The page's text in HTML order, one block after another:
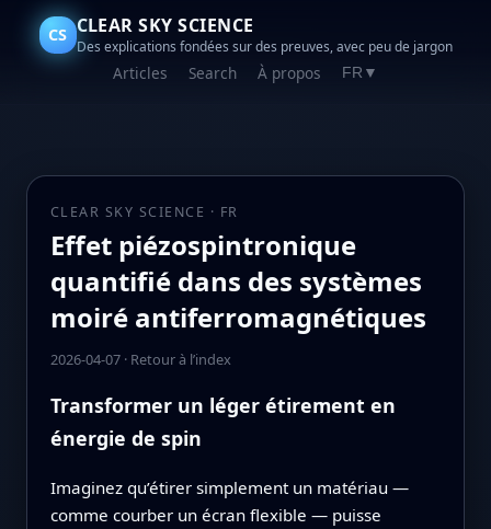
CS CLEAR SKY SCIENCE
Des explications fondées sur des preuves, avec peu de jargon
Articles Search À propos FR ▼
CLEAR SKY SCIENCE · FR
Effet piézospintronique
quantifié dans des systèmes
moiré antiferromagnétiques
2026-04-07· Retour à l’index
Transformer un léger étirement en
énergie de spin
Imaginez qu’étirer simplement un matériau —
comme courber un écran flexible — puisse